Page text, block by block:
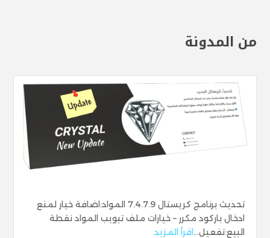
من المدونة
تحديث برنامج كريستال 7.4.7.9 المواد:اضافة خيار لمنع
ادخال باركود مكرر – خيارات ملف تبويب المواد نقطة
البيع:تفعيل...اقرأ المزيد